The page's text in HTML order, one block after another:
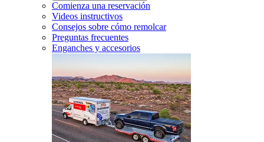
Comienza una reservación
Videos instructivos
Consejos sobre cómo remolcar
Preguntas frecuentes
Enganches y accesorios